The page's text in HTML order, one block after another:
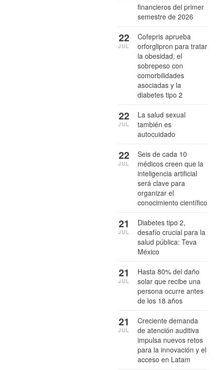
financieros del primer
semestre de 2026
Cofepris aprueba
orforglipron para tratar
la obesidad, el
sobrepeso con
comorbilidades
asociadas y la
diabetes tipo 2
22
JUL
La salud sexual
también es
autocuidado
22
JUL
Seis de cada 10
médicos creen que la
inteligencia artificial
será clave para
organizar el
conocimiento científico
22
JUL
Diabetes tipo 2,
desafío crucial para la
salud pública: Teva
México
21
JUL
Hasta 80% del daño
solar que recibe una
persona ocurre antes
de los 18 años
21
JUL
Creciente demanda
de atención auditiva
impulsa nuevos retos
para la innovación y el
acceso en Latam
21
JUL